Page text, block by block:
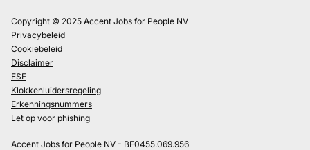
Copyright © 2025 Accent Jobs for People NV
Privacybeleid
Cookiebeleid
Disclaimer
ESF
Klokkenluidersregeling
Erkenningsnummers
Let op voor phishing
Accent Jobs for People NV - BE0455.069.956